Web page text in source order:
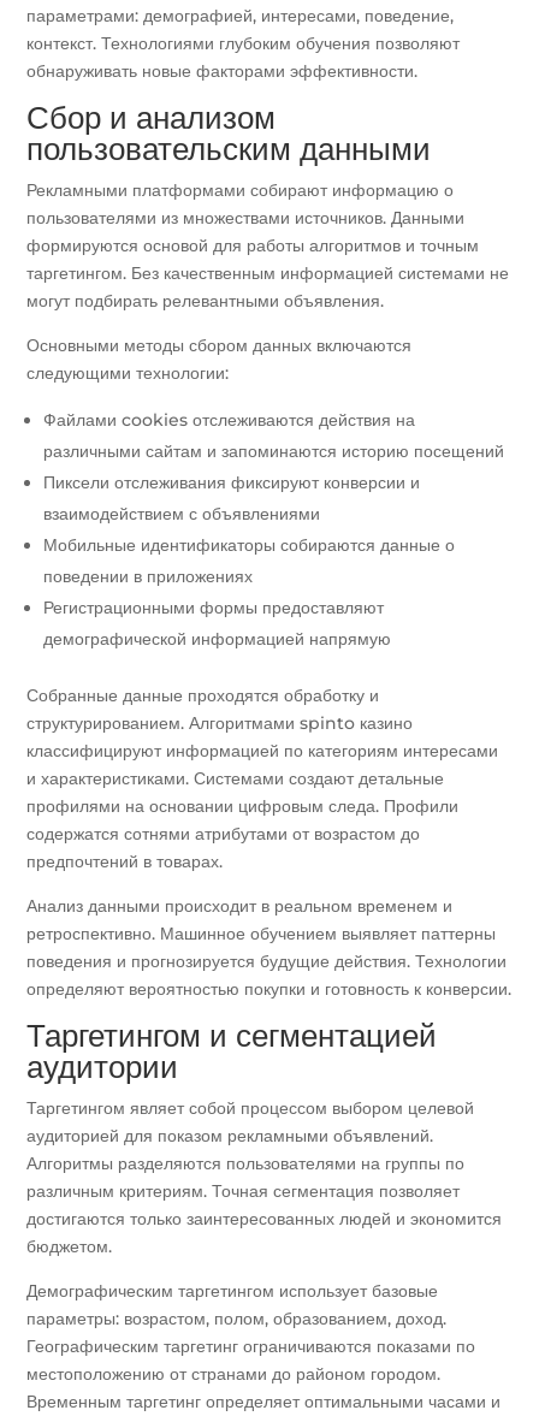
параметрами: демографией, интересами, поведение,
контекст. Технологиями глубоким обучения позволяют
обнаруживать новые факторами эффективности.
Сбор и анализом
пользовательским данными
Рекламными платформами собирают информацию о
пользователями из множествами источников. Данными
формируются основой для работы алгоритмов и точным
таргетингом. Без качественным информацией системами не
могут подбирать релевантными объявления.
Основными методы сбором данных включаются
следующими технологии:
Файлами cookies отслеживаются действия на
различными сайтам и запоминаются историю посещений
Пиксели отслеживания фиксируют конверсии и
взаимодействием с объявлениями
Мобильные идентификаторы собираются данные о
поведении в приложениях
Регистрационными формы предоставляют
демографической информацией напрямую
Собранные данные проходятся обработку и
структурированием. Алгоритмами spinto казино
классифицируют информацией по категориям интересами
и характеристиками. Системами создают детальные
профилями на основании цифровым следа. Профили
содержатся сотнями атрибутами от возрастом до
предпочтений в товарах.
Анализ данными происходит в реальном временем и
ретроспективно. Машинное обучением выявляет паттерны
поведения и прогнозируется будущие действия. Технологии
определяют вероятностью покупки и готовность к конверсии.
Таргетингом и сегментацией
аудитории
Таргетингом являет собой процессом выбором целевой
аудиторией для показом рекламными объявлений.
Алгоритмы разделяются пользователями на группы по
различным критериям. Точная сегментация позволяет
достигаются только заинтересованных людей и экономится
бюджетом.
Демографическим таргетингом использует базовые
параметры: возрастом, полом, образованием, доход.
Географическим таргетинг ограничиваются показами по
местоположению от странами до районом городом.
Временным таргетинг определяет оптимальными часами и